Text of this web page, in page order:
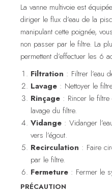
La vanne multivoie est
diriger le flux d’eau de la
manipulant cette poignée,
non passer par le filtre. La
permettent d’effectuer les 6
Filtration : Filtrer l’eau
Lavage : Nettoyer le
Rinçage : Rincer le
lavage du filtre.
Vidange : Vidanger
vers l’égout.
Recirculation : Faire
par le filtre.
Fermeture : Fermer le
PRÉCAUTION